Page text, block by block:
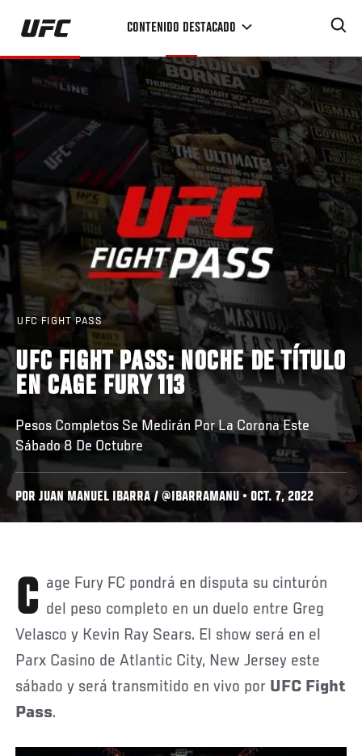
Pasar
contenido
principal
CONTENIDO DESTACADO
UFC FIGHT PASS
UFC FIGHT PASS: NOCHE DE TÍTULO
EN CAGE FURY 113
Pesos Completos Se Medirán Por La Corona Este
Sábado 8 De Octubre
POR JUAN MANUEL IBARRA / @IBARRAMANU • OCT. 7, 2022
Cage Fury FC pondrá en disputa su cinturón del peso completo en un duelo entre Greg
Velasco y Kevin Ray Sears. El show será en el
Parx Casino de Atlantic City, New Jersey este
sábado y será transmitido en vivo por UFC Fight
Pass.